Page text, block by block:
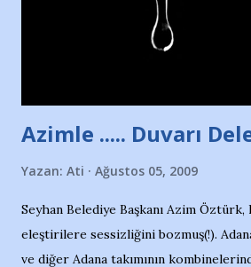
kızından biri oluyor o gün…Giriyor
Adana Nesrin, 16 yaşında. Yüzüyor. 7
Türkiye 3.lüğü var. 17 yaşında mar...
Azimle ..... Duvarı
Yazan: Ati Ağustos 05, 2009
Seyhan Belediye Başkanı Azim Öztürk,
eleştirilere sessizliğini bozmuş(!).
ve diğer Adana takımının